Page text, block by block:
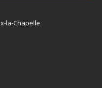
la-Chapelle